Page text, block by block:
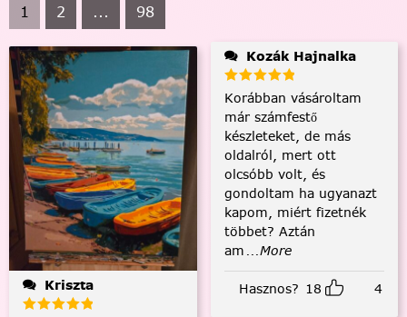
1 2 ... 98
Kriszta
Kozák Hajnalka
Korábban vásároltam
már számfestő
készleteket, de más
oldalról, mert ott
olcsóbb volt, és
gondoltam ha ugyanazt
kapom, miért fizetnék
többet? Aztán
am ...More
Hasznos? 18 4